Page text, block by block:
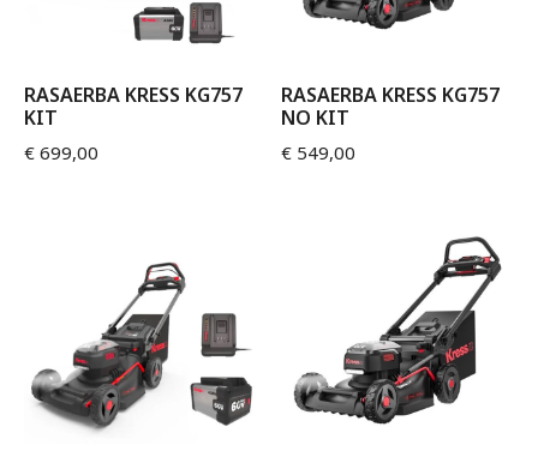
RASAERBA KRESS KG757
KIT
€ 699,00
RASAERBA KRESS KG757
NO KIT
€ 549,00